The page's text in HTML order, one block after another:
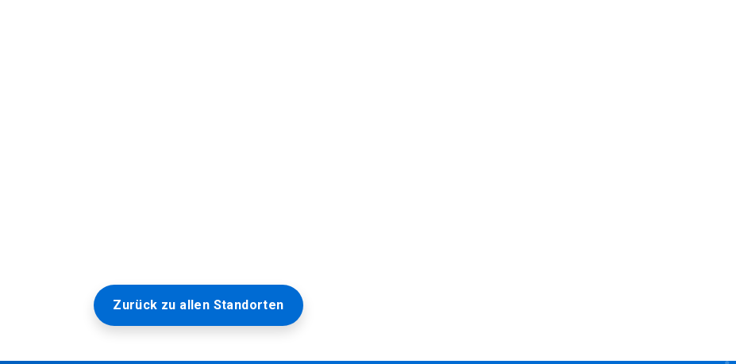
Zurück zu allen Standorten